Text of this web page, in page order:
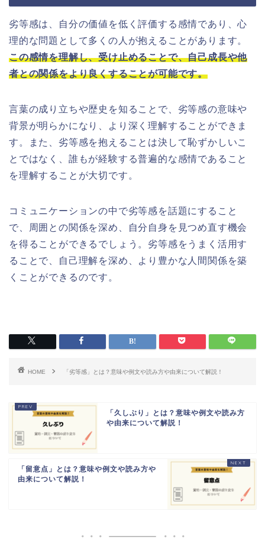
劣等感は、自分の価値を低く評価する感情であり、心
理的な問題として多くの人が抱えることがあります。
この感情を理解し、受け止めることで、自己成長や他
者との関係をより良くすることが可能です。
言葉の成り立ちや歴史を知ることで、劣等感の意味や
背景が明らかになり、より深く理解することができま
す。また、劣等感を抱えることは決して恥ずかしいこ
とではなく、誰もが経験する普遍的な感情であること
を理解することが大切です。
コミュニケーションの中で劣等感を話題にすること
で、周囲との関係を深め、自分自身を見つめ直す機会
を得ることができるでしょう。劣等感をうまく活用す
ることで、自己理解を深め、より豊かな人間関係を築
くことができるのです。
HOME 「劣等感」とは？意味や例文や読み方や由来について解説！
「久しぶり」とは？意味や例文や読み方
や由来について解説！
「留意点」とは？意味や例文や読み方や
由来について解説！